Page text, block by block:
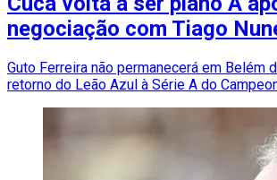
negociação com Tiago
Guto Ferreira não permanecerá em Belém
retorno do Leão Azul à Série A do